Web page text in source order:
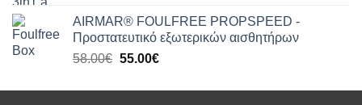
AIRMAR® FOULFREE PROPSPEED -
Προστατευτικό εξωτερικών αισθητήρων
58.00€ Original
was:
55.00€Η
τιμή